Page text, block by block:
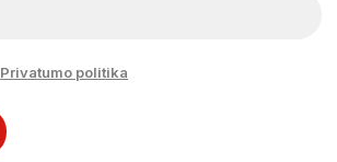
Privatumo politika